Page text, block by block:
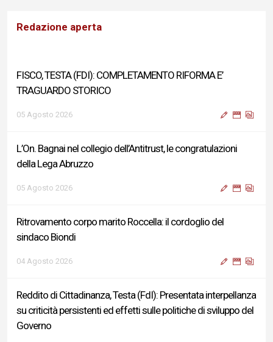
Redazione aperta
FISCO, TESTA (FDI): COMPLETAMENTO RIFORMA E’
TRAGUARDO STORICO
05 Agosto 2026
L’On. Bagnai nel collegio dell’Antitrust, le congratulazioni
della Lega Abruzzo
05 Agosto 2026
Ritrovamento corpo marito Roccella: il cordoglio del
sindaco Biondi
04 Agosto 2026
Reddito di Cittadinanza, Testa (FdI): Presentata interpellanza
su criticità persistenti ed effetti sulle politiche di sviluppo del
Governo